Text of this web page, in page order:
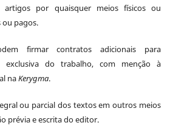
artigos por quaisquer meios físicos ou
pagos.
firmar contratos adicionais para
exclusiva do trabalho, com menção à
naKerygma.
ou parcial dos textos em outros meios
prévia e escrita do editor.